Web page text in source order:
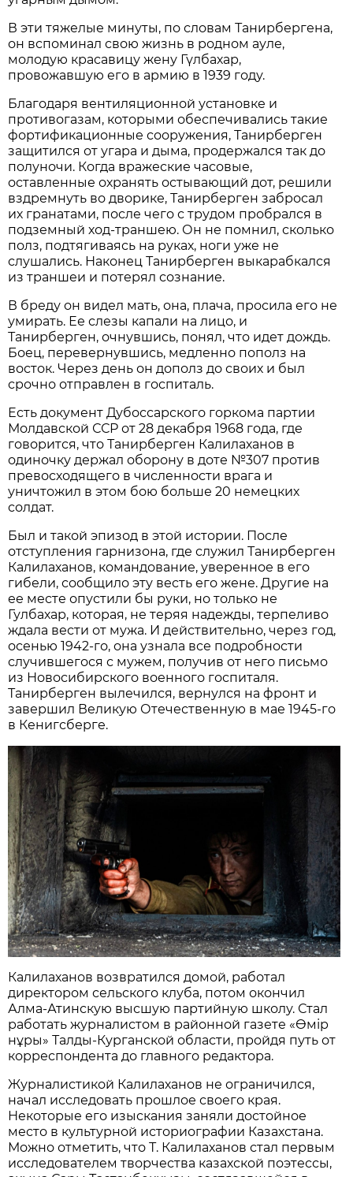
В эти тяжелые минуты, по словам Танирбергена,
он вспоминал свою жизнь в родном ауле,
молодую красавицу жену Гүлбахар,
провожавшую его в армию в 1939 году.
Благодаря вентиляционной установке и
противогазам, которыми обеспечивались такие
фортификационные сооружения, Танирберген
защитился от угара и дыма, продержался так до
полуночи. Когда вражеские часовые,
оставленные охранять остывающий дот, решили
вздремнуть во дворике, Танирберген забросал
их гранатами, после чего с трудом пробрался в
подземный ход-траншею. Он не помнил, сколько
полз, подтягиваясь на руках, ноги уже не
слушались. Наконец Танирберген выкарабкался
из траншеи и потерял сознание.
В бреду он видел мать, она, плача, просила его не
умирать. Ее слезы капали на лицо, и
Танирберген, очнувшись, понял, что идет дождь.
Боец, перевернувшись, медленно пополз на
восток. Через день он дополз до своих и был
срочно отправлен в госпиталь.
Есть документ Дубоссарского горкома партии
Молдавской ССР от 28 декабря 1968 года, где
говорится, что Танирберген Калилаханов в
одиночку держал оборону в доте №307 против
превосходящего в численности врага и
уничтожил в этом бою больше 20 немецких
солдат.
Был и такой эпизод в этой истории. После
отступления гарнизона, где служил Танирберген
Калилаханов, командование, уверенное в его
гибели, сообщило эту весть его жене. Другие на
ее месте опустили бы руки, но только не
Гулбахар, которая, не теряя надежды, терпеливо
ждала вести от мужа. И действительно, через год,
осенью 1942-го, она узнала все подробности
случившегося с мужем, получив от него письмо
из Новосибирского военного госпиталя.
Танирберген вылечился, вернулся на фронт и
завершил Великую Отечественную в мае 1945-го
в Кенигсберге.
Калилаханов возвратился домой, работал
директором сельского клуба, потом окончил
Алма-Атинскую высшую партийную школу. Стал
работать журналистом в районной газете «Өмір
нұры» Талды-Курганской области, пройдя путь от
корреспондента до главного редактора.
Журналистикой Калилаханов не ограничился,
начал исследовать прошлое своего края.
Некоторые его изыскания заняли достойное
место в культурной историографии Казахстана.
Можно отметить, что Т. Калилаханов стал первым
исследователем творчества казахской поэтессы,